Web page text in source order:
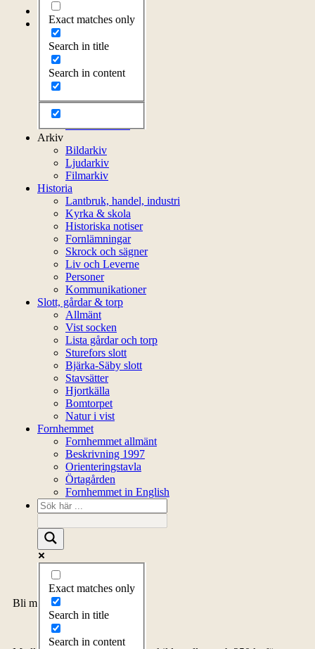
Exact matches only
Search in title
Search in content
Startsida
Om föreningen
Årsprogram
Styrelsen
Litteratur
Arkiv
Bildarkiv
Ljudarkiv
Filmarkiv
Historia
Lantbruk, handel, industri
Kyrka & skola
Historiska notiser
Fornlämningar
Skrock och sägner
Liv och Leverne
Personer
Kommunikationer
Slott, gårdar & torp
Allmänt
Vist socken
Lista gårdar och torp
Sturefors slott
Bjärka-Säby slott
Stavsätter
Hjortkälla
Bomtorpet
Natur i vist
Fornhemmet
Fornhemmet allmänt
Beskrivning 1997
Orienteringstavla
Örtagården
Fornhemmet in English
Exact matches only
Search in title
Search in content
Bli medlem